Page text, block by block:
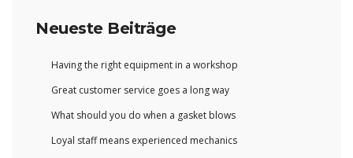
Neueste Beiträge
Having the right equipment in a workshop
Great customer service goes a long way
What should you do when a gasket blows
Loyal staff means experienced mechanics